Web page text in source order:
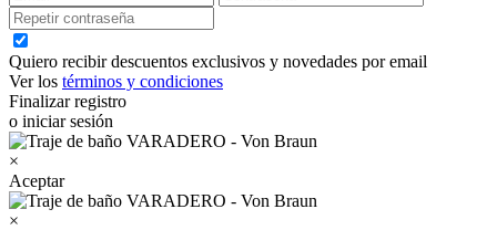
Quiero recibir descuentos exclusivos y novedades por email
Ver los términos y condiciones
Finalizar registro
o iniciar sesión
×
Aceptar
×